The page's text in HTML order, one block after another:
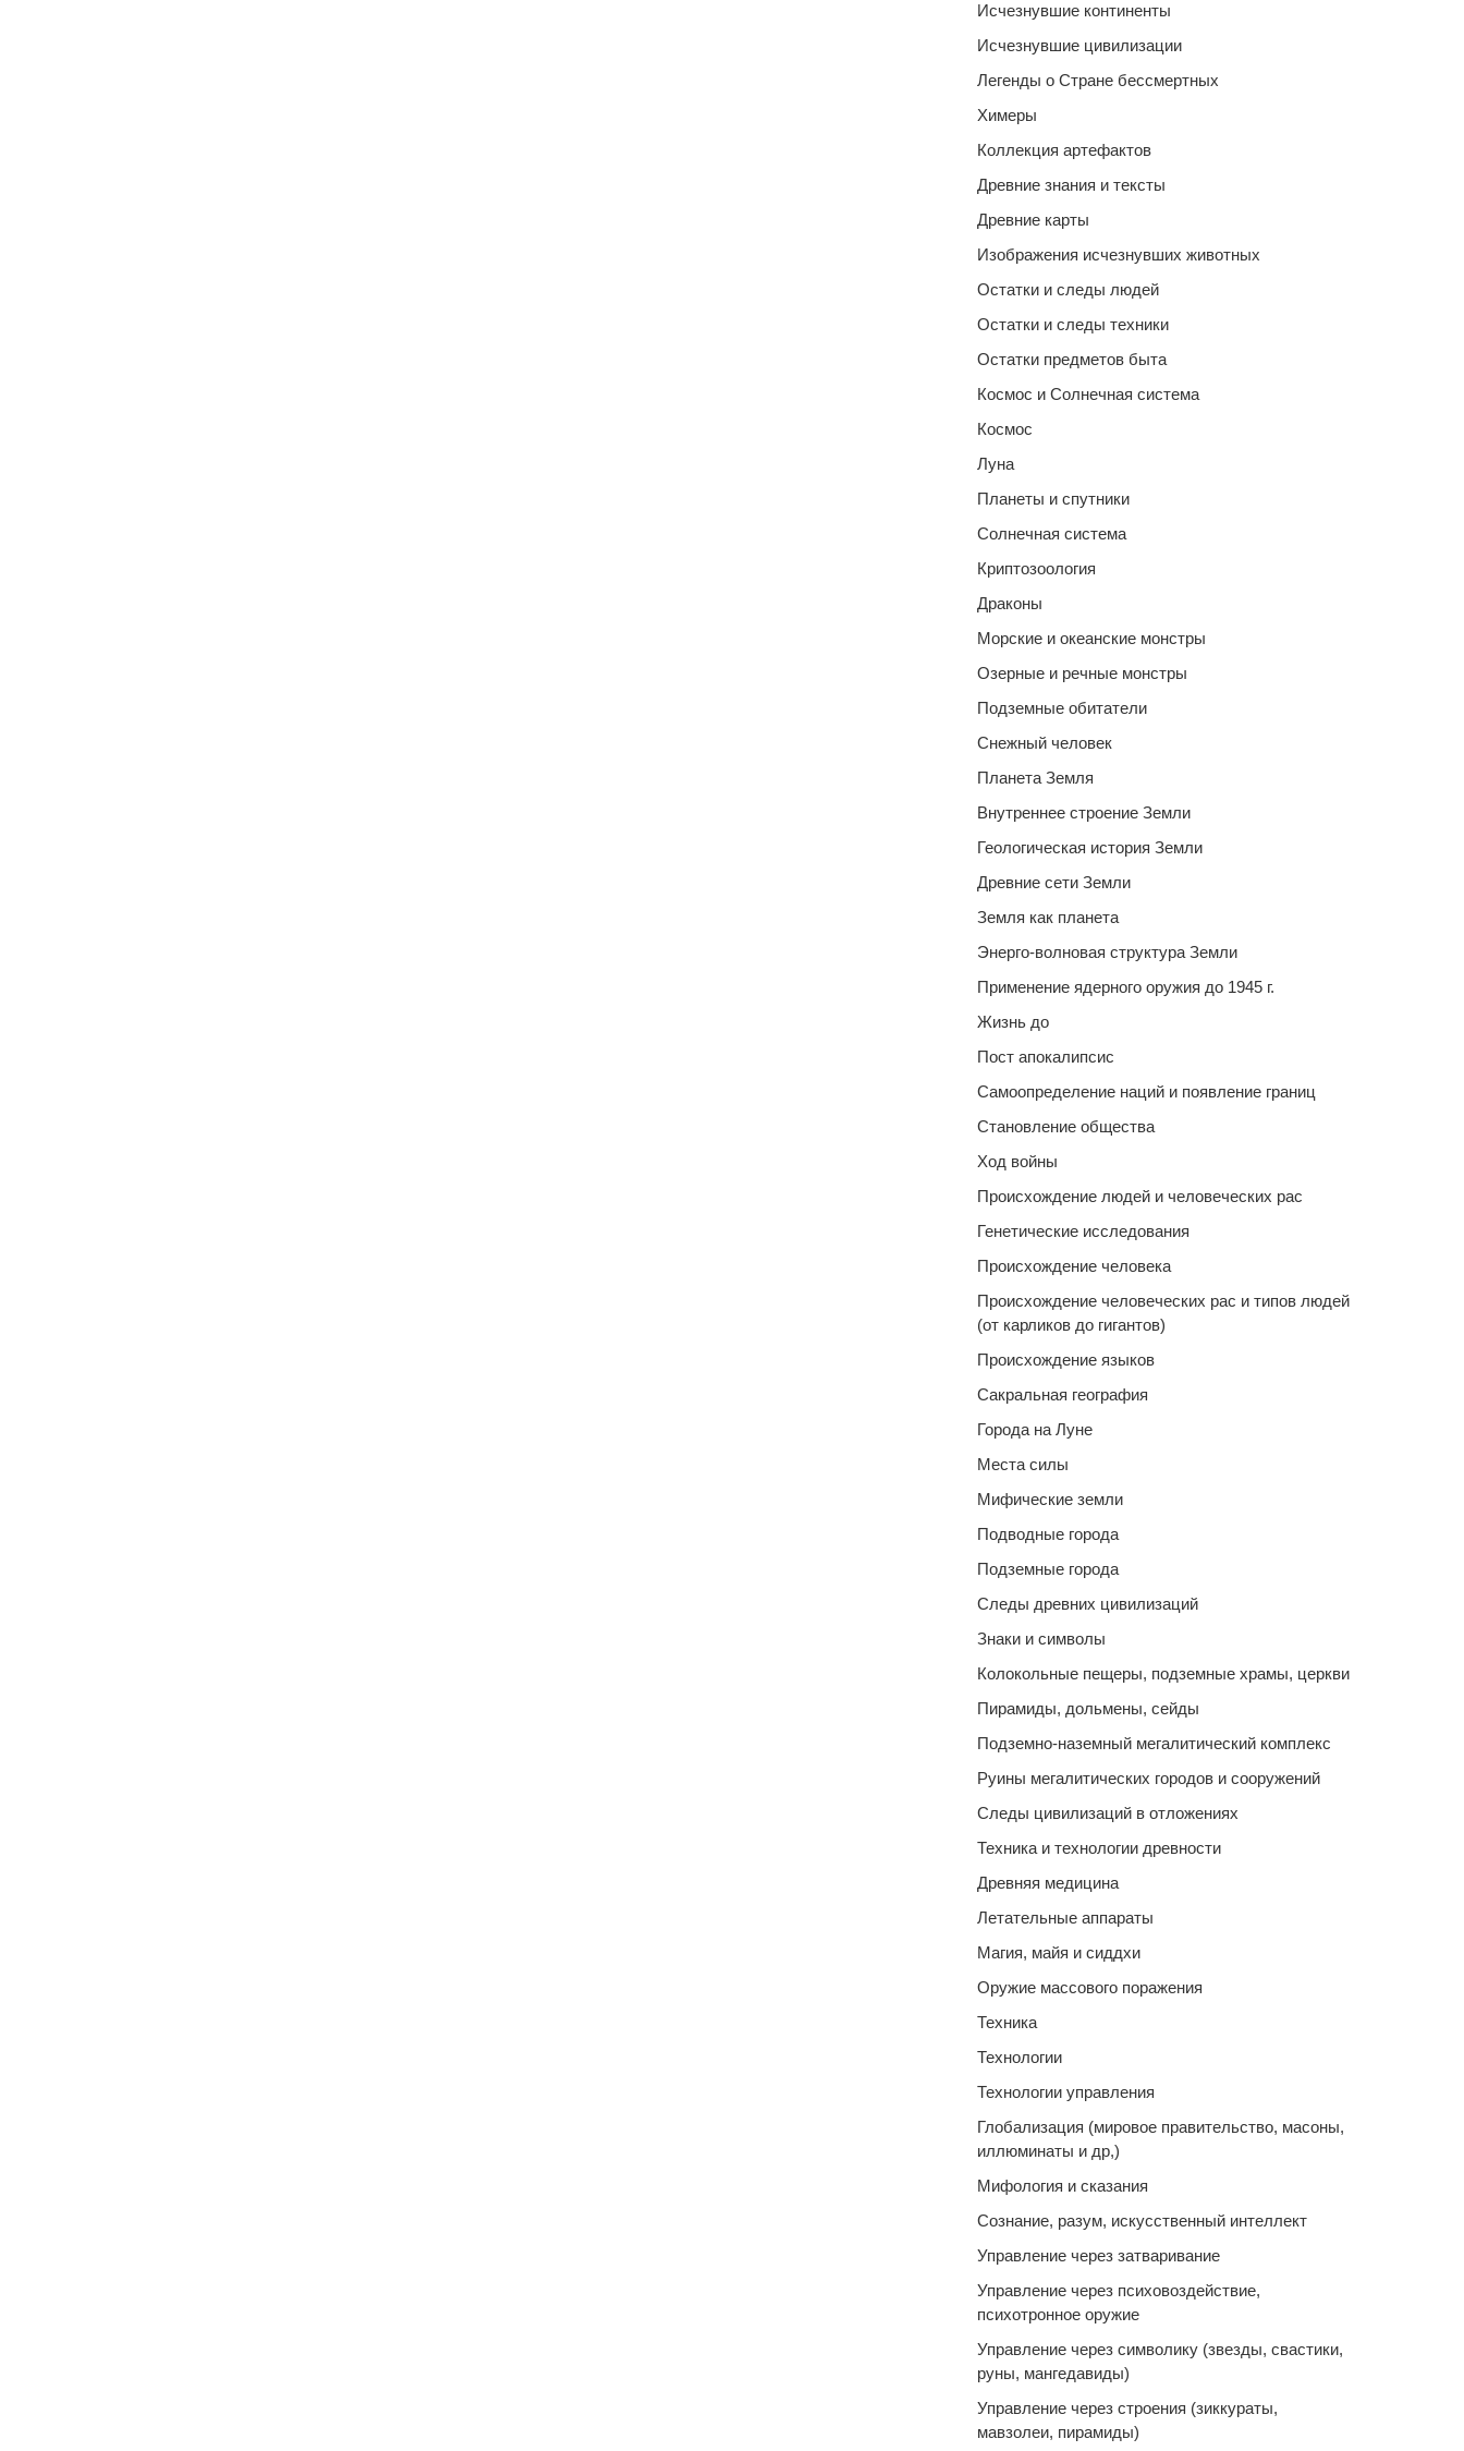
Исчезнувшие континенты
Исчезнувшие цивилизации
Легенды о Стране бессмертных
Химеры
Коллекция артефактов
Древние знания и тексты
Древние карты
Изображения исчезнувших животных
Остатки и следы людей
Остатки и следы техники
Остатки предметов быта
Космос и Солнечная система
Космос
Луна
Планеты и спутники
Солнечная система
Криптозоология
Драконы
Морские и океанские монстры
Озерные и речные монстры
Подземные обитатели
Снежный человек
Планета Земля
Внутреннее строение Земли
Геологическая история Земли
Древние сети Земли
Земля как планета
Энерго-волновая структура Земли
Применение ядерного оружия до 1945 г.
Жизнь до
Пост апокалипсис
Самоопределение наций и появление границ
Становление общества
Ход войны
Происхождение людей и человеческих рас
Генетические исследования
Происхождение человека
Происхождение человеческих рас и типов людей
(от карликов до гигантов)
Происхождение языков
Сакральная география
Города на Луне
Места силы
Мифические земли
Подводные города
Подземные города
Следы древних цивилизаций
Знаки и символы
Колокольные пещеры, подземные храмы, церкви
Пирамиды, дольмены, сейды
Подземно-наземный мегалитический комплекс
Руины мегалитических городов и сооружений
Следы цивилизаций в отложениях
Техника и технологии древности
Древняя медицина
Летательные аппараты
Магия, майя и сиддхи
Оружие массового поражения
Техника
Технологии
Технологии управления
Глобализация (мировое правительство, масоны,
иллюминаты и др,)
Мифология и сказания
Сознание, разум, искусственный интеллект
Управление через затваривание
Управление через психовоздействие,
психотронное оружие
Управление через символику (звезды, свастики,
руны, мангедавиды)
Управление через строения (зиккураты,
мавзолеи, пирамиды)